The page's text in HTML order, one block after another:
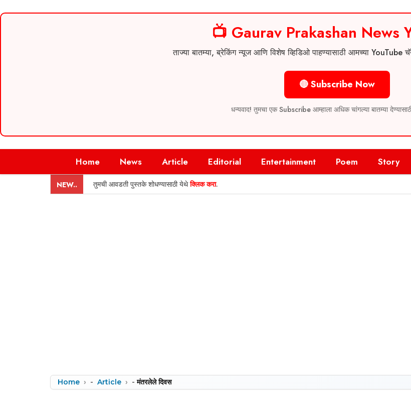
📺 Gaurav Prakashan News
ताज्या बातम्या, ब्रेकिंग न्यूज आणि विशेष व्हिडिओ पाहण्यासाठी आमच्या
🔴 Subscribe Now
धन्यवाद! तुमचा एक Subscribe आम्हाला अधिक चांगल्या बातम्या
Home News Article Editorial Entertainment Poem Story
NEW.. तुमची आवडती पुस्तके शोधण्यासाठी येथेक्लिक करा.
Home - Article -मंतरलेले दिवस